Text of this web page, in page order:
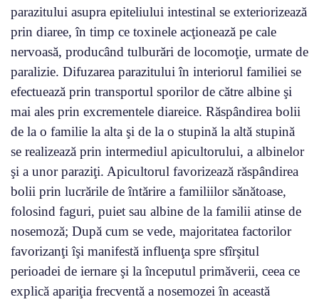
parazitului asupra epiteliului intestinal se exteriorizează
prin diaree, în timp ce toxinele acţionează pe cale
nervoasă, producând tulburări de locomoţie, urmate de
paralizie. Difuzarea parazitului în interiorul familiei se
efectuează prin transportul sporilor de către albine şi
mai ales prin excrementele diareice. Răspândirea bolii
de la o familie la alta şi de la o stupină la altă stupină
se realizează prin intermediul apicultorului, a albinelor
şi a unor paraziţi. Apicultorul favorizează răspândirea
bolii prin lucrările de întărire a familiilor sănătoase,
folosind faguri, puiet sau albine de la familii atinse de
nosemoză; După cum se vede, majoritatea factorilor
favorizanţi îşi manifestă influenţa spre sfîrşitul
perioadei de iernare şi la începutul primăverii, ceea ce
explică apariţia frecventă a nosemozei în această